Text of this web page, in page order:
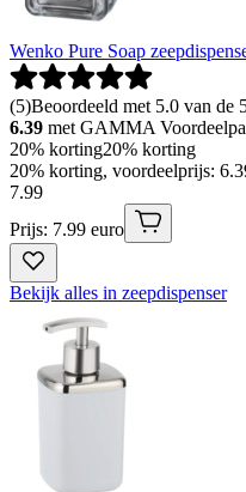
Wenko Pure Soap
(5)Beoordeeld met 5.0 van de
6.39 met GAMMA
20% korting20% korting
20% korting, voordeelprijs:
7.99
Prijs: 7.99 euro
Bekijk alles in zeepdispenser